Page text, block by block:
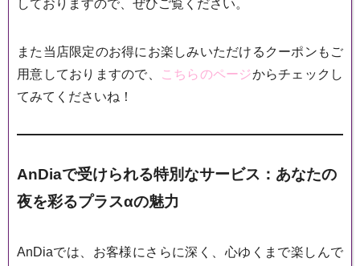
しておりますので、ぜひご覧ください。
また当店限定のお得にお楽しみいただけるクーポンもご
用意しておりますので、
こちらのページからチェックし
てみてくださいね！
AnDiaで受けられる特別なサービス：あなたの
夜を彩るプラスαの魅力
AnDiaでは、お客様にさらに深く、心ゆくまで楽しんで